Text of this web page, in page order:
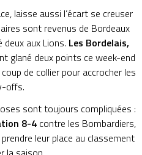
laisse aussi l’écart se creuser
sont revenus de Bordeaux
aux Lions. Les Bordelais,
glané deux points ce week-end
de collier pour accrocher les
offs.
sont toujours compliquées :
8-4contre les Bombardiers,
leur place au classement